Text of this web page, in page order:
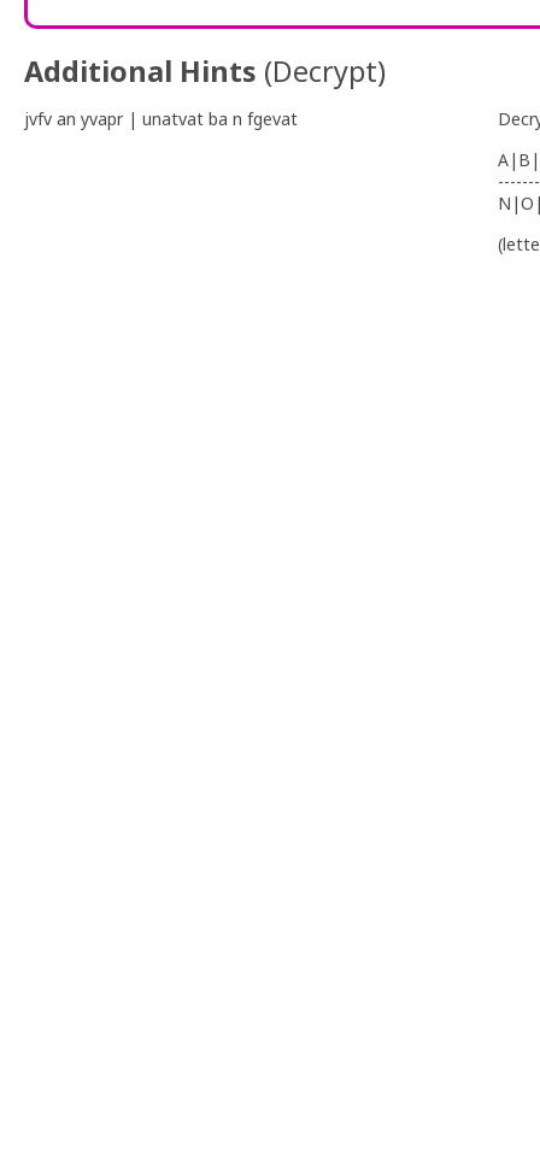
Additional Hints (Decrypt)
jvfv an yvapr | unatvat ba n fgevat